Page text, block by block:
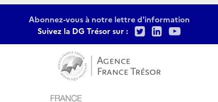
Abonnez-vous à notre lettre d'information
Suivez la DG Trésor sur :
TwitterLinkedIn